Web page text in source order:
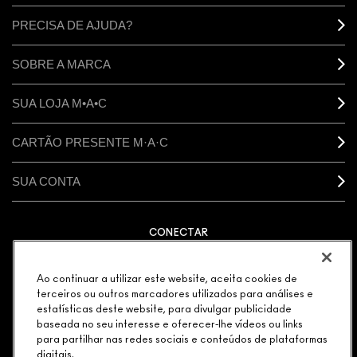
PRECISA DE AJUDA?
SOBRE A MARCA
SUA LOJA M•A•C
CARTÃO PRESENTE M·A·C
SUA CONTA
CONECTAR
GERENCIAR COOKIES DO SITE
POLÍTICA DE PRIVACIDADE
TERMOS & CONDIÇÕES
POLÍTICA M·A·C CONTRA FALSIFICADOS
© MAKE-UP ART COSMETICS. TODOS OS DIREITOS
Ao continuar a utilizar este website, aceita cookies de
terceiros ou outros marcadores utilizados para análises e
estatísticas deste website, para divulgar publicidade
baseada no seu interesse e oferecer-lhe vídeos ou links
para partilhar nas redes sociais e conteúdos de plataformas